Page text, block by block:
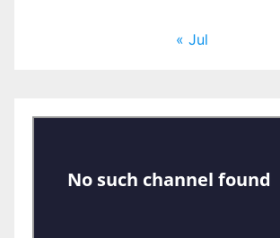
« Jul